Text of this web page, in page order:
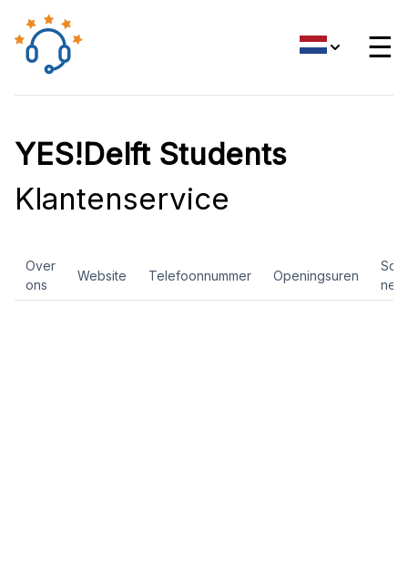
☰
YES!Delft Students
Klantenservice
Over
ons
Website Telefoonnummer Openingsuren